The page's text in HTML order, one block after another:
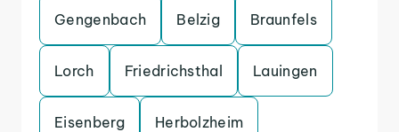
Gengenbach Belzig Braunfels
Lorch Friedrichsthal Lauingen
Eisenberg Herbolzheim